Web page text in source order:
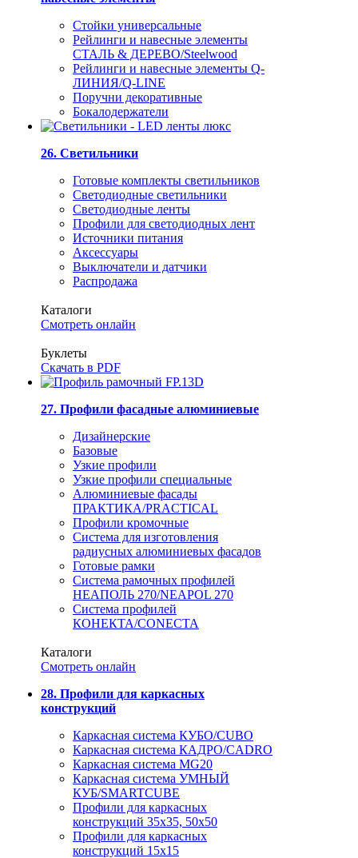
Стойки универсальные
Рейлинги и навесные элементы
СТАЛЬ & ДЕРЕВО/Steelwood
Рейлинги и навесные элементы Q-
ЛИНИЯ/Q-LINE
Поручни декоративные
Бокалодержатели
26. Светильники
Готовые комплекты светильников
Светодиодные светильники
Светодиодные ленты
Профили для светодиодных лент
Источники питания
Аксессуары
Выключатели и датчики
Распродажа
Каталоги
Смотреть онлайн
Буклеты
Скачать в PDF
27. Профили фасадные алюминиевые
Дизайнерские
Базовые
Узкие профили
Узкие профили специальные
Алюминиевые фасады
ПРАКТИКА/PRACTICAL
Профили кромочные
Система для изготовления
радиусных алюминиевых фасадов
Готовые рамки
Система рамочных профилей
НЕАПОЛЬ 270/NEAPOL 270
Система профилей
КОНЕКТА/CONECTA
Каталоги
Смотреть онлайн
28. Профили для каркасных
конструкций
Каркасная система КУБО/CUBO
Каркасная система КАДРО/CADRO
Каркасная система MG20
Каркасная система УМНЫЙ
КУБ/SMARTCUBE
Профили для каркасных
конструкций 35x35, 50x50
Профили для каркасных
конструкций 15х15